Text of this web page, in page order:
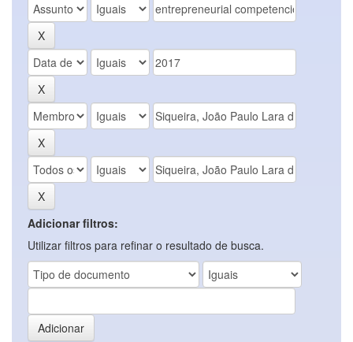
Adicionar filtros:
Utilizar filtros para refinar o resultado de busca.